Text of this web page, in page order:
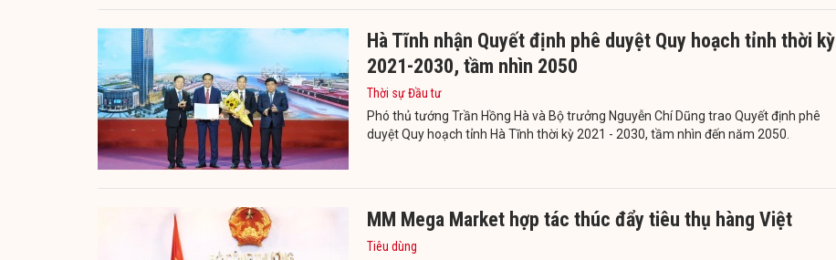
Hà Tĩnh nhận Quyết định phê duyệt Quy hoạch tỉnh thời kỳ
2021-2030, tầm nhìn 2050
Thời sự Đầu tư
Phó thủ tướng Trần Hồng Hà và Bộ trưởng Nguyễn Chí Dũng trao Quyết định phê
duyệt Quy hoạch tỉnh Hà Tĩnh thời kỳ 2021 - 2030, tầm nhìn đến năm 2050.
MM Mega Market hợp tác thúc đẩy tiêu thụ hàng Việt
Tiêu dùng